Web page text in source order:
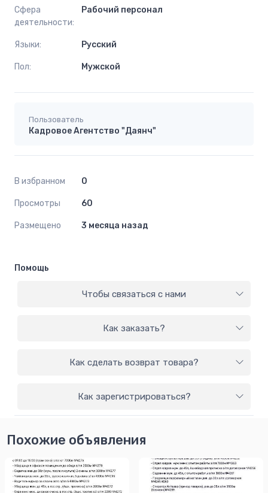
Сфера
деятельности:
Рабочий персонал
Языки: Русский
Пол: Мужской
Пользователь
Кадровое Агентство "Даянч"
В избранном 0
Просмотры 60
Размещено 3 месяца назад
Помощь
Чтобы связаться с нами
Как заказать?
Как сделать возврат товара?
Как зарегистрироваться?
Похожие объявления